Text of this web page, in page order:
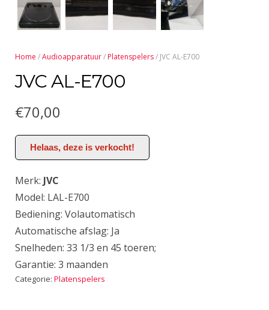
Home /Audioapparatuur/ Platenspelers/ JVC AL-E700
JVC AL-E700
€70,00
Helaas, deze is verkocht!
Merk: JVC
Model: LAL-E700
Bediening: Volautomatisch
Automatische afslag: Ja
Snelheden: 33 1/3 en 45 toeren;
Garantie: 3 maanden
Categorie: Platenspelers